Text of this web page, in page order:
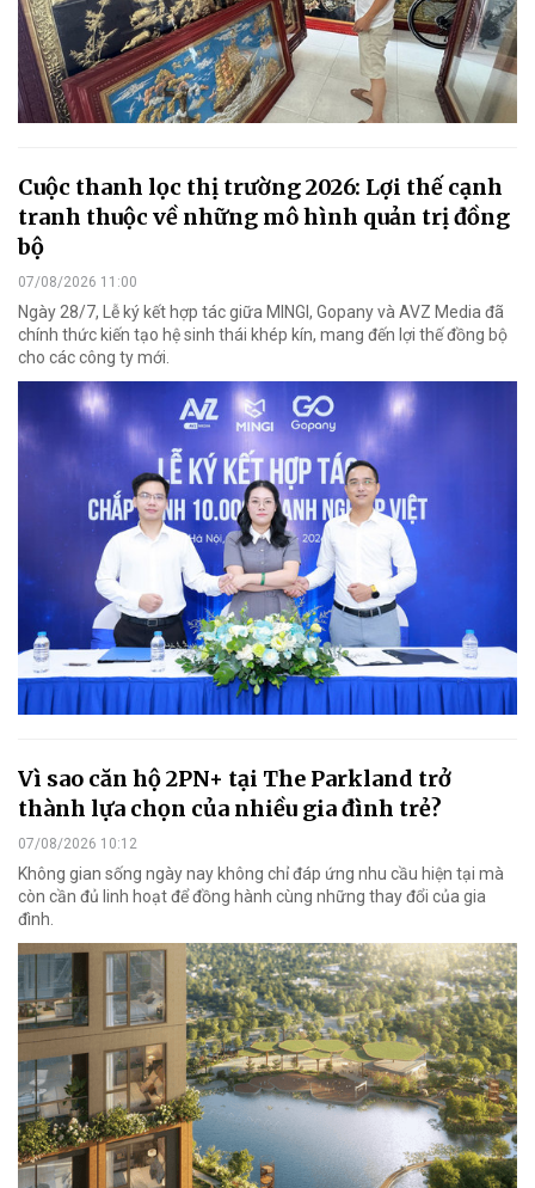
Cuộc thanh lọc thị trường 2026: Lợi thế cạnh
tranh thuộc về những mô hình quản trị đồng
bộ
07/08/2026 11:00
Ngày 28/7, Lễ ký kết hợp tác giữa MINGI, Gopany và AVZ Media đã
chính thức kiến tạo hệ sinh thái khép kín, mang đến lợi thế đồng bộ
cho các công ty mới.
Vì sao căn hộ 2PN+ tại The Parkland trở
thành lựa chọn của nhiều gia đình trẻ?
07/08/2026 10:12
Không gian sống ngày nay không chỉ đáp ứng nhu cầu hiện tại mà
còn cần đủ linh hoạt để đồng hành cùng những thay đổi của gia
đình.